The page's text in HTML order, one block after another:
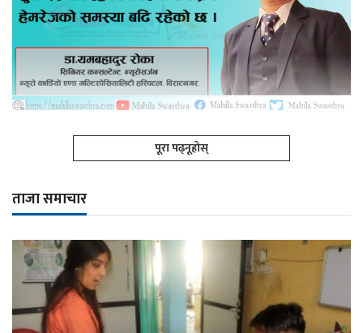
पूरा पढ्नूहोस्
ताजा समाचार